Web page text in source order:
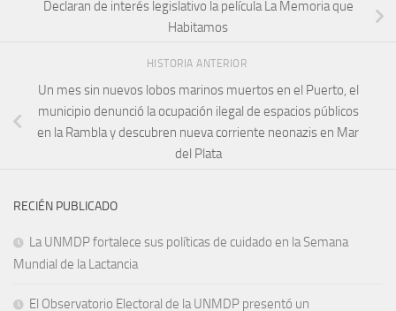
Declaran de interés legislativo la película La Memoria que
Habitamos
HISTORIA ANTERIOR
Un mes sin nuevos lobos marinos muertos en el Puerto, el
municipio denunció la ocupación ilegal de espacios públicos
en la Rambla y descubren nueva corriente neonazis en Mar
del Plata
RECIÉN PUBLICADO
La UNMDP fortalece sus políticas de cuidado en la Semana
Mundial de la Lactancia
El Observatorio Electoral de la UNMDP presentó un